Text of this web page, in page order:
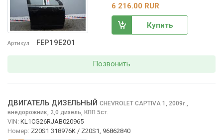
Артикул FEP19E201
6 216.00 RUR
Купить
Позвонить
ДВИГАТЕЛЬ ДИЗЕЛЬНЫЙ CHEVROLET CAPTIVA 1, 2009г.,
внедорожник, 2,0 дизель, КПП 5ст.
VIN: KL1CG26RJAB020965
Номер: Z20S1 318976K / Z20S1, 96862840